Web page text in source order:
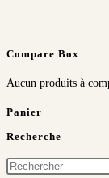
Compare Box
Aucun produits à
Panier
Recherche